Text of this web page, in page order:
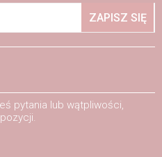
ZAPISZ SIĘ
pytania lub wątpliwości,